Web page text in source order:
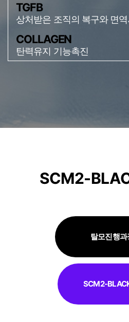
TGFB
상처받은 조직의 복구와 면
COLLAGEN
탄력유지 기능촉진
SCM2-
탈모진행과
SCM2-